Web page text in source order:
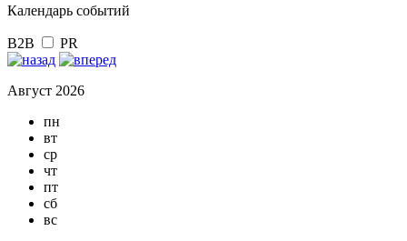
Календарь событий
B2B PR
Август 2026
пн
вт
ср
чт
пт
сб
вс